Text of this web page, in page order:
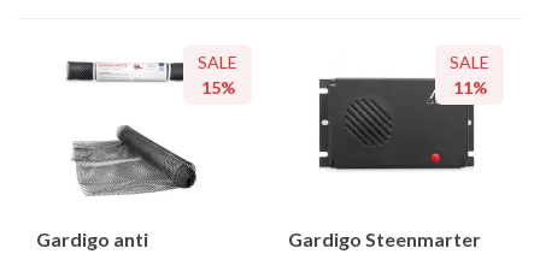
SALE
15%
Gardigo anti
SALE
11%
Gardigo Steenmarter